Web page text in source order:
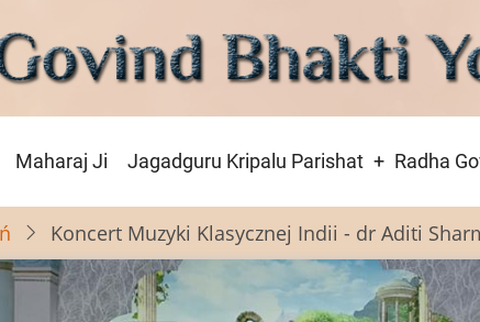
Maharaj Ji Jagadguru Kripalu Parishat Radha
Koncert Muzyki Klasycznej Indii - dr Aditi